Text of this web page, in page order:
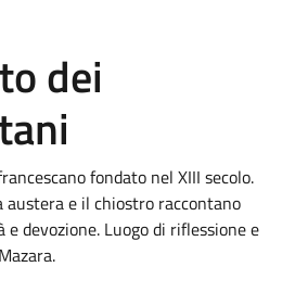
dei
fondato nel XIII secolo.
e il chiostro raccontano
devozione. Luogo di riflessione e